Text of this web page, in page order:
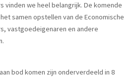
vinden we heel belangrijk. De komende
samen opstellen van de Economische
vastgoed­eigenaren en andere
bod komen zijn onderverdeeld in 8